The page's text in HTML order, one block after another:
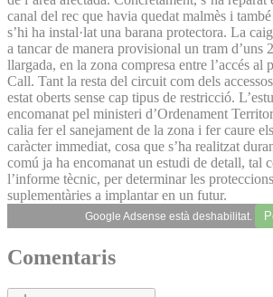
canal del rec que havia quedat malmès i
s’hi ha instal·lat una barana protectora. La
a tancar de manera provisional un tram d’uns
llargada, en la zona compresa entre l’accés al
Call. Tant la resta del circuit com dels
estat oberts sense cap tipus de restricció.
encomanat pel ministeri d’Ordenament
calia fer el sanejament de la zona i fer caure
caràcter immediat, cosa que s’ha realitzat
comú ja ha encomanat un estudi de detall, tal
l’informe tècnic, per determinar les
suplementàries a implantar en un futur.
Google Adsense està deshabilitat.
Comentaris